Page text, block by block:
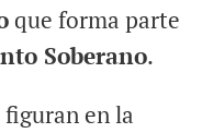
que forma parte
Soberano.
figuran en la